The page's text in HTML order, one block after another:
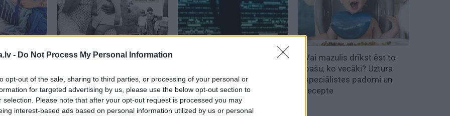
- Do Not Process My Personal Information
opt-out of the sale, sharing to third parties, or processing of your personal or
for targeted advertising by us, please use the below opt-out section to
selection. Please note that after your opt-out request is processed you may
interest-based ads based on personal information utilized by us or personal
starp
Dūla
Mātes loma toreiz un
līdz karjeras sievietei
meklē emocionālu
atbalstu mākslīgajā
intelektā?
Vai mazulis drīkst ēst to
pašu, ko vecāki? Uztura
speciālistes padomi un
recepte